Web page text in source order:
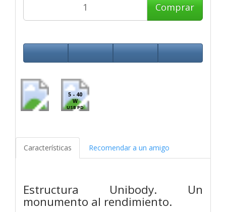
Comprar
5 - 40
W
USB PD
Características Recomendar a un amigo
Estructura Unibody. Un
monumento al rendimiento.